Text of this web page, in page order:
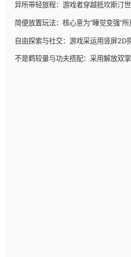
异所带轻旅程：游戏者穿越抵坎斯汀
简便放置玩法：核心意为“睡觉变强”
自由探索与社交：游戏采运用竖屏2D
不是羁较量与功夫搭配：采用解放双